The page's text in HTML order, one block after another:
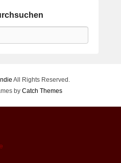
All Rights Reserved.
by Catch Themes